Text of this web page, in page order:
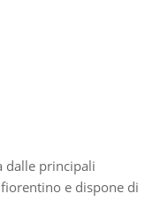
dalle principali
e dispone di